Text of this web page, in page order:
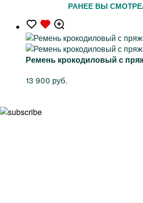
РАНЕЕ ВЫ
Ремень крокодиловый с
13 900 руб.